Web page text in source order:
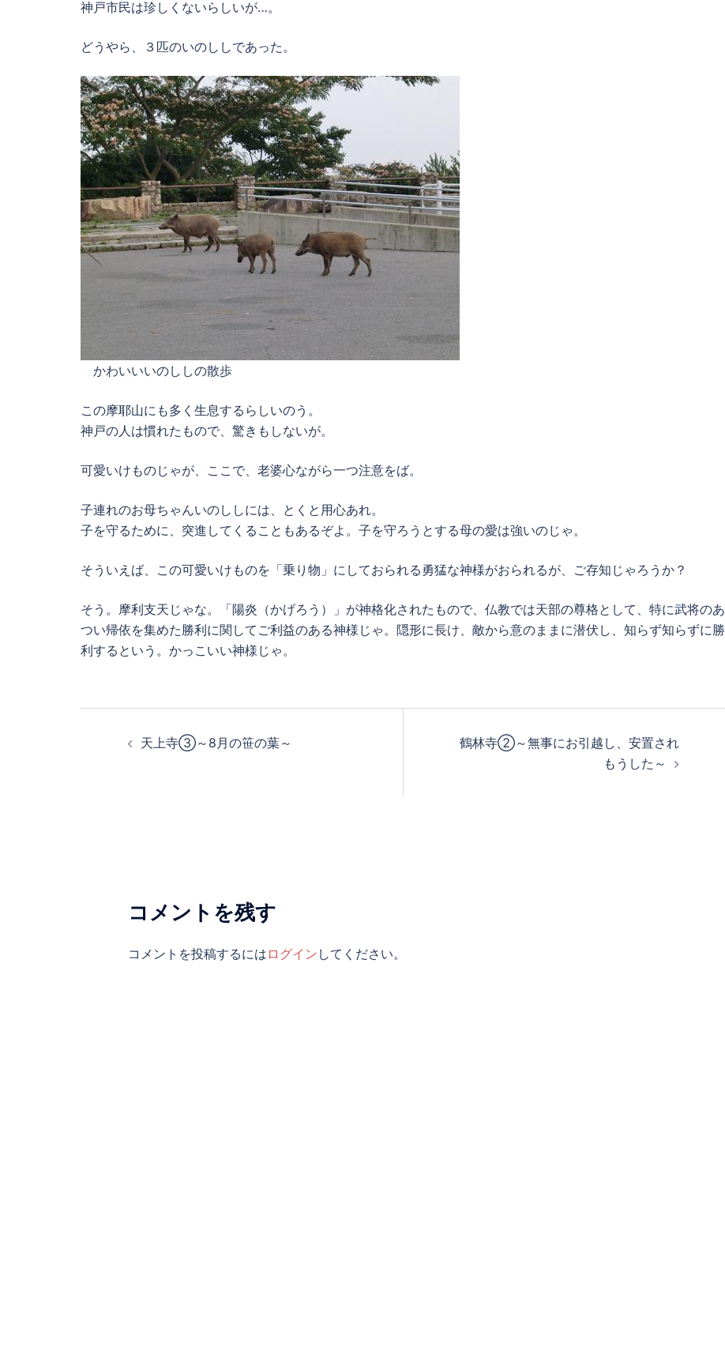
神戸市民は珍しくないらしいが…。
どうやら、３匹のいのししであった。
かわいいいのししの散歩
この摩耶山にも多く生息するらしいのう。
神戸の人は慣れたもので、驚きもしないが。
可愛いけものじゃが、ここで、老婆心ながら一つ注意をば。
子連れのお母ちゃんいのししには、とくと用心あれ。
子を守るために、突進してくることもあるぞよ。子を守ろうとする母の愛は強いのじゃ。
そういえば、この可愛いけものを「乗り物」にしておられる勇猛な神様がおられるが、ご存知じゃろうか？
そう。摩利支天じゃな。「陽炎（かげろう）」が神格化されたもので、仏教では天部の尊格として、特に武将のあ
つい帰依を集めた勝利に関してご利益のある神様じゃ。隠形に長け、敵から意のままに潜伏し、知らず知らずに勝
利するという。かっこいい神様じゃ。
天上寺③～8月の笹の葉～
鶴林寺②～無事にお引越し、安置され
もうした～
コメントを残す
コメントを投稿するには ログイン してください。